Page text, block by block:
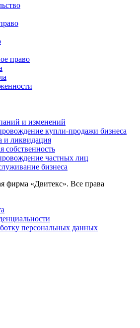
право
и изменений
купли-продажи бизнеса
и ликвидация
собственность
частных лиц
бизнеса
фирма «Двитекс». Все права
персональных данных